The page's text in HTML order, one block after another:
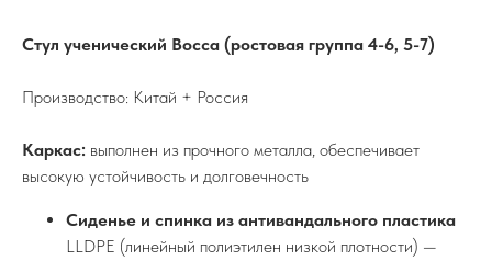
Стул ученический Bocca (ростовая группа 4-6, 5-7)
Производство: Китай + Россия
Каркас: выполнен из прочного металла, обеспечивает
высокую устойчивость и долговечность
Сиденье и спинка из антивандального пластика
LLDPE (линейный полиэтилен низкой плотности) —